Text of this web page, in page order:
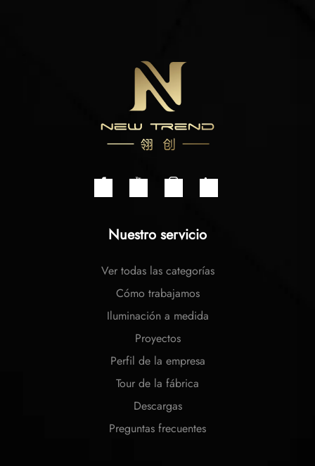
Nuestro servicio
Ver todas las categorías
Cómo trabajamos
Iluminación a medida
Proyectos
Perfil de la empresa
Tour de la fábrica
Descargas
Preguntas frecuentes